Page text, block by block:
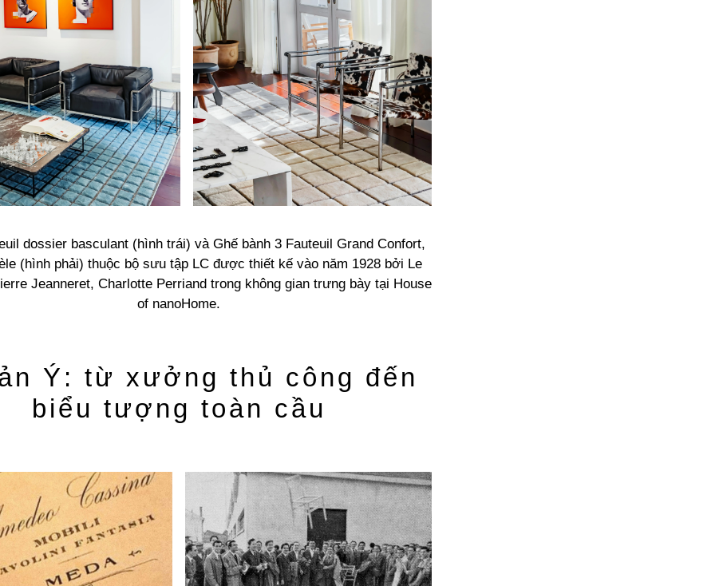
dossier basculant (hình trái) và Ghế bành 3 Fauteuil Grand Confort,
(hình phải) thuộc bộ sưu tập LC được thiết kế vào năm 1928 bởi Le
Jeanneret, Charlotte Perriand trong không gian trưng bày tại House
of nanoHome.
Ý: từ xưởng thủ công đến
biểu tượng toàn cầu